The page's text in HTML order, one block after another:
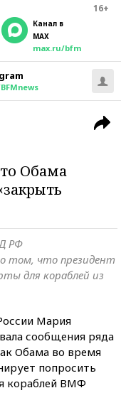
16+
Канал в
MAX
max.ru/bfm
Обама
РФ
том, что президент
для кораблей из
Мария
сообщения ряда
Обама во время
попросить
кораблей ВМФ